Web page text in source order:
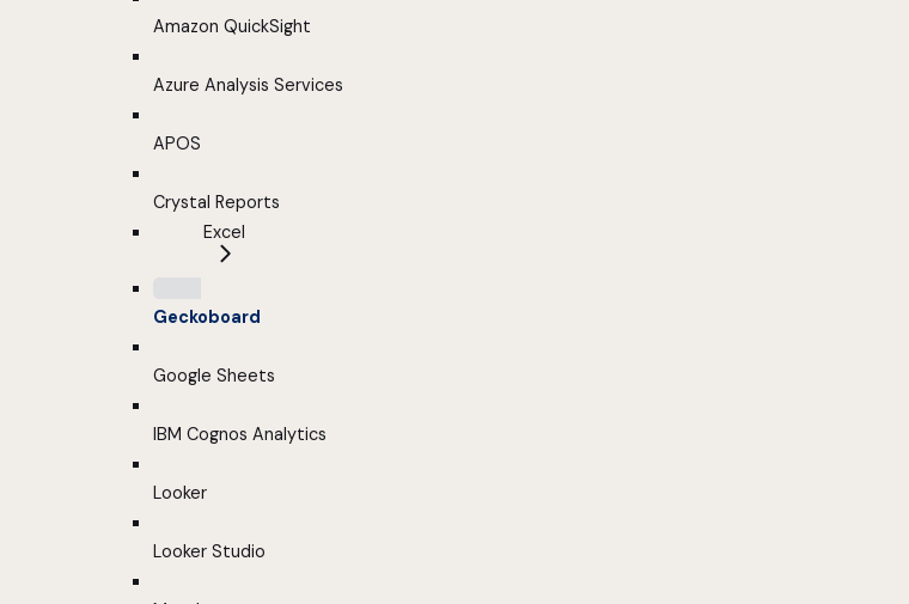
Amazon QuickSight
Azure Analysis Services
APOS
Crystal Reports
Excel
Geckoboard
Google Sheets
IBM Cognos Analytics
Looker
Looker Studio